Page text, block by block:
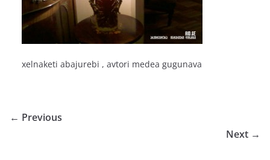
xelnaketi abajurebi , avtori medea gugunava
← Previous
Next →